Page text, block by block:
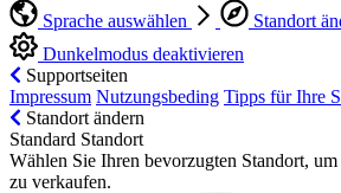
Sprache auswählen
Standort
Dunkelmodus deaktivieren
Supportseiten
Impressum Nutzungsbeding Tipps für Ihre
Standort ändern
Standard Standort
Wählen Sie Ihren bevorzugten Standort,
zu verkaufen.